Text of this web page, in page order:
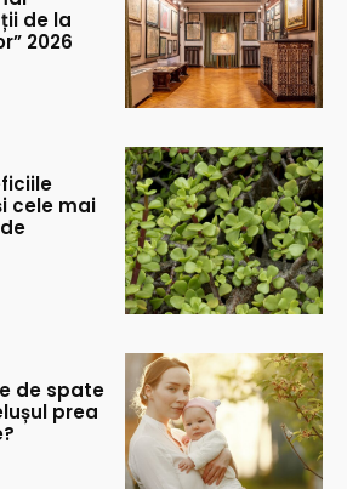
de la
2026
cele mai
de spate
prea